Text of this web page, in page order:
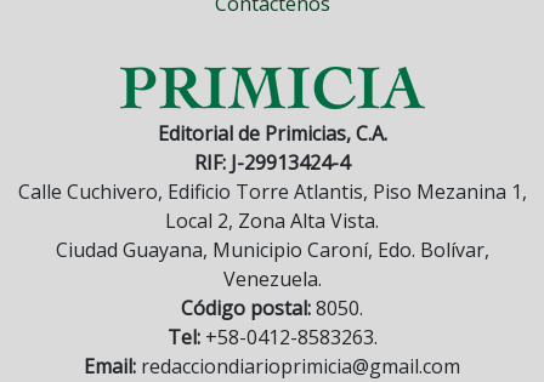
Editorial de Primicias, C.A.
RIF: J-29913424-4
Calle Cuchivero, Edificio Torre Atlantis, Piso Mezanina 1,
Local 2, Zona Alta Vista.
Ciudad Guayana, Municipio Caroní, Edo. Bolívar,
Venezuela.
Código postal:8050.
Tel:+58-0412-8583263.
Email: redacciondiarioprimicia@gmail.com